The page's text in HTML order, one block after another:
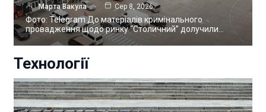
Марта Вакула Сер 8, 2026
Фото: Telegram До матеріалів кримінального
провадження щодо ринку “Столичний” долучили…
Технології